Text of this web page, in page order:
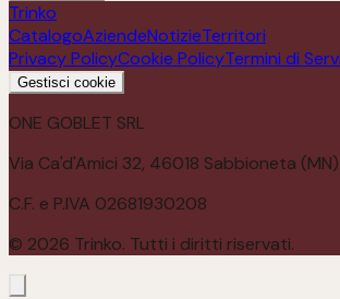
Trinko
CatalogoAziendeNotizieTerritori
Privacy PolicyCookie PolicyTermini di
Gestisci cookie
ONE GOBLET SRL
Via Ca'd'Amici 32, 46018 Sabbioneta (MN)
C.F. e P.IVA 02681930208
© 2026 Trinko. Tutti i diritti riservati.